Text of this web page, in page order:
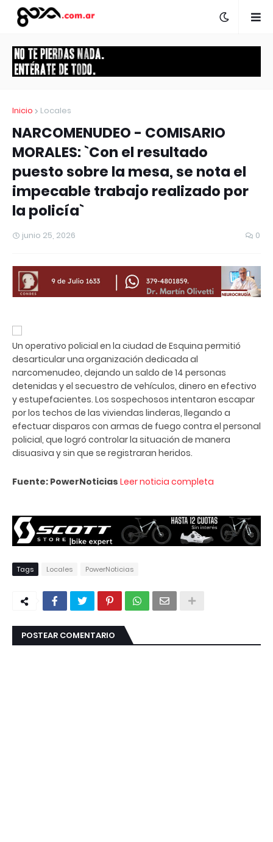
Inicio Locales
NARCOMENUDEO - COMISARIO
MORALES: `Con el resultado
puesto sobre la mesa, se nota el
impecable trabajo realizado por
la policía`
junio 25, 2026 0
Un operativo policial en la ciudad de Esquina permitió
desarticular una organización dedicada al
narcomenudeo, dejando un saldo de 14 personas
detenidas y el secuestro de vehículos, dinero en efectivo
y estupefacientes. Los sospechosos intentaron escapar
por los techos de las viviendas linderas, llegando a
efectuar disparos con armas de fuego contra el personal
policial, que logró controlar la situación de manera
disuasiva y sin que se registraran heridos.
Fuente: PowerNoticias Leer noticia completa
Tags Locales PowerNoticias
POSTEAR COMENTARIO